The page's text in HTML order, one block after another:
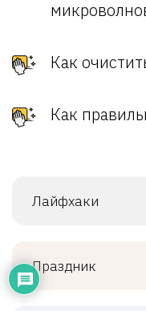
Как
Как
Лайфхаки
Праздник